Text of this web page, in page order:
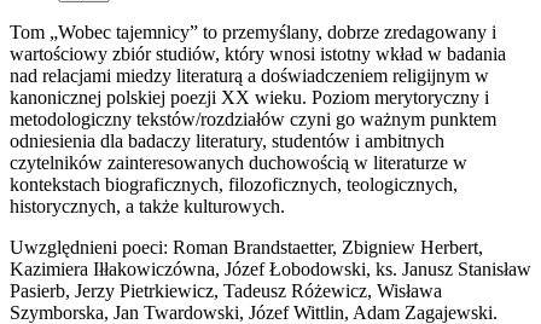
Tom „Wobec tajemnicy” to przemyślany, dobrze zredagowany i
wartościowy zbiór studiów, który wnosi istotny wkład w badania
nad relacjami miedzy literaturą a doświadczeniem religijnym w
kanonicznej polskiej poezji XX wieku. Poziom merytoryczny i
metodologiczny tekstów/rozdziałów czyni go ważnym punktem
odniesienia dla badaczy literatury, studentów i ambitnych
czytelników zainteresowanych duchowością w literaturze w
kontekstach biograficznych, filozoficznych, teologicznych,
historycznych, a także kulturowych.
Uwzględnieni poeci: Roman Brandstaetter, Zbigniew Herbert,
Kazimiera Iłłakowiczówna, Józef Łobodowski, ks. Janusz Stanisław
Pasierb, Jerzy Pietrkiewicz, Tadeusz Różewicz, Wisława
Szymborska, Jan Twardowski, Józef Wittlin, Adam Zagajewski.